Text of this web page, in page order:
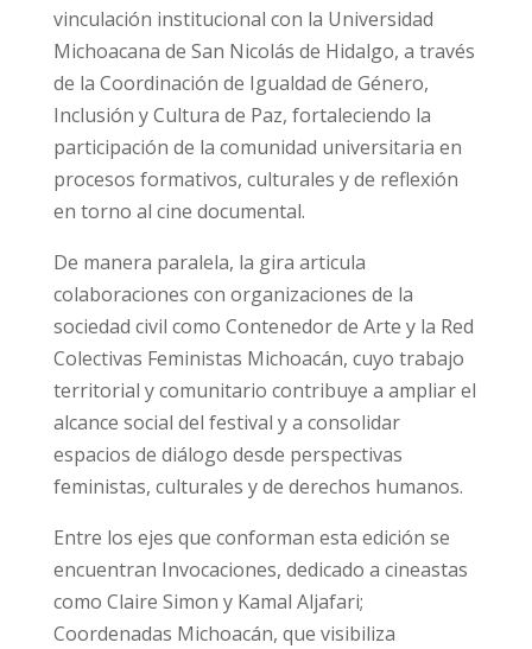
vinculación institucional con la Universidad
Michoacana de San Nicolás de Hidalgo, a través
de la Coordinación de Igualdad de Género,
Inclusión y Cultura de Paz, fortaleciendo la
participación de la comunidad universitaria en
procesos formativos, culturales y de reflexión
en torno al cine documental.
De manera paralela, la gira articula
colaboraciones con organizaciones de la
sociedad civil como Contenedor de Arte y la Red
Colectivas Feministas Michoacán, cuyo trabajo
territorial y comunitario contribuye a ampliar el
alcance social del festival y a consolidar
espacios de diálogo desde perspectivas
feministas, culturales y de derechos humanos.
Entre los ejes que conforman esta edición se
encuentran Invocaciones, dedicado a cineastas
como Claire Simon y Kamal Aljafari;
Coordenadas Michoacán, que visibiliza